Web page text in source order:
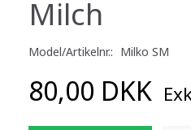
Milch
Model/Artikelnr.: Milko SM
80,00 DKK